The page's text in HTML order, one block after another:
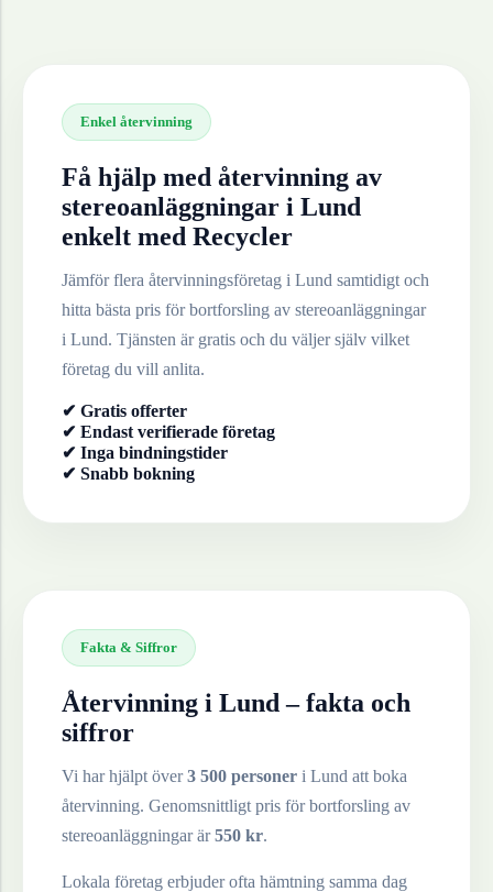
Enkel återvinning
Få hjälp med återvinning av
stereoanläggningar i Lund
enkelt med Recycler
Jämför flera återvinningsföretag i Lund samtidigt och
hitta bästa pris för bortforsling av stereoanläggningar
i Lund. Tjänsten är gratis och du väljer själv vilket
företag du vill anlita.
✔ Gratis offerter
✔ Endast verifierade företag
✔ Inga bindningstider
✔ Snabb bokning
Fakta & Siffror
Återvinning i Lund – fakta och
siffror
Vi har hjälpt över3 500 personer i Lund att boka
återvinning. Genomsnittligt pris för bortforsling av
stereoanläggningarär550 kr.
Lokala företag erbjuder ofta hämtning samma dag